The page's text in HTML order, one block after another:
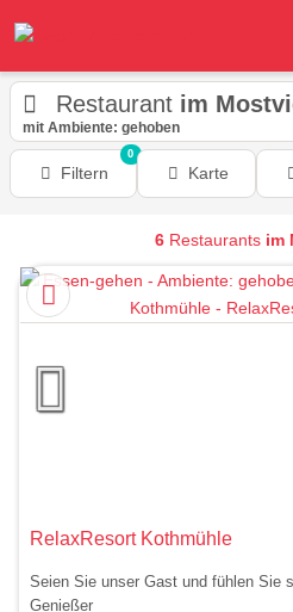
Restaurant im
mit Ambiente: gehoben
Filtern
0
Karte
6Restaurants im
RelaxResort Kothmühle
Seien Sie unser Gast und fühlen Sie
Genießer